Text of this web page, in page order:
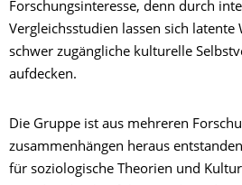
Forschungsinteresse, denn durch
Vergleichsstudien lassen sich latente
schwer zugängliche kulturelle
aufdecken.
Die Gruppe ist aus mehreren
zusammenhängen heraus
für soziologische Theorien und